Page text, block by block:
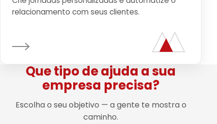
relacionamento com seus clientes.
Que tipo de ajuda a sua
empresa precisa?
Escolha o seu objetivo — a gente te mostra o
caminho.